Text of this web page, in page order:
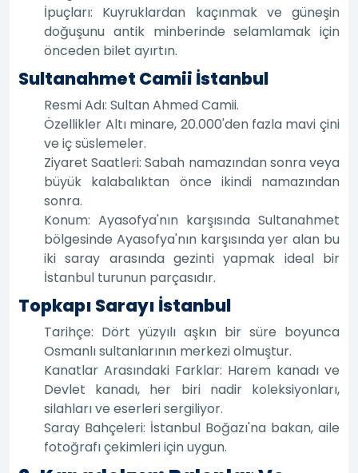
İpuçları: Kuyruklardan kaçınmak ve güneşin
doğuşunu antik minberinde selamlamak için
önceden bilet ayırtın.
Sultanahmet Camii İstanbul
Resmi Adı: Sultan Ahmed Camii.
Özellikler Altı minare, 20.000'den fazla mavi çini
ve iç süslemeler.
Ziyaret Saatleri: Sabah namazından sonra veya
büyük kalabalıktan önce ikindi namazından
sonra.
Konum: Ayasofya'nın karşısında Sultanahmet
bölgesinde Ayasofya'nın karşısında yer alan bu
iki saray arasında gezinti yapmak ideal bir
İstanbul turunun parçasıdır.
Topkapı Sarayı İstanbul
Tarihçe: Dört yüzyılı aşkın bir süre boyunca
Osmanlı sultanlarının merkezi olmuştur.
Kanatlar Arasındaki Farklar: Harem kanadı ve
Devlet kanadı, her biri nadir koleksiyonları,
silahları ve eserleri sergiliyor.
Saray Bahçeleri: İstanbul Boğazı'na bakan, aile
fotoğrafı çekimleri için uygun.